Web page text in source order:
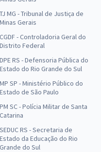
TJ MG - Tribunal de Justiça de
Minas Gerais
CGDF - Controladoria Geral do
Distrito Federal
DPE RS - Defensoria Pública do
Estado do Rio Grande do Sul
MP SP - Ministério Público do
Estado de São Paulo
PM SC - Polícia Militar de Santa
Catarina
SEDUC RS - Secretaria de
Estado da Educação do Rio
Grande do Sul